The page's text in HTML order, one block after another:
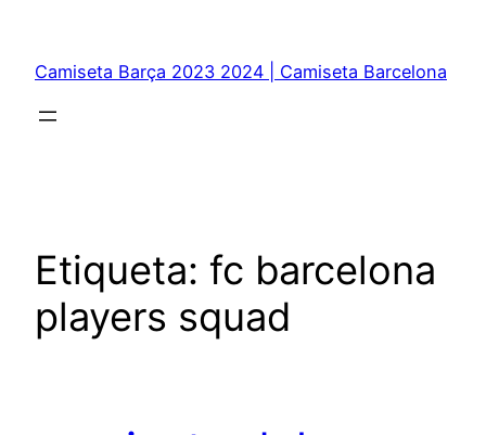
contenido
Camiseta Barça 2023 2024 | Camiseta Barcelona
Etiqueta: fc barcelona
players squad